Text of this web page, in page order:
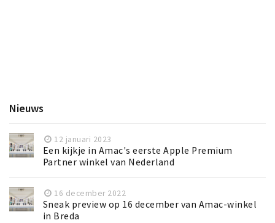
Nieuws
12 januari 2023
Een kijkje in Amac's eerste Apple Premium
Partner winkel van Nederland
16 december 2022
Sneak preview op 16 december van Amac-winkel
in Breda